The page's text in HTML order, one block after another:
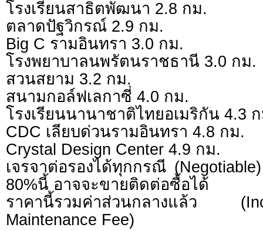
โรงเรียนสาธิตพัฒนา 2.8 กม.
ตลาดปัฐวิกรณ์ 2.9 กม.
Big C รามอินทรา 3.0 กม.
โรงพยาบาลนพรัตนราชธานี 3.0 กม.
สวนสยาม 3.2 กม.
สนามกอล์ฟเลกาซี่ 4.0 กม.
โรงเรียนนานาชาติไทยอเมริกัน 4.3
CDC เลียบด่วนรามอินทรา 4.8 กม.
Crystal Design Center 4.9 กม.
เจรจาต่อรองได้ทุกกรณี
80%นี้ อาจจะขายติดต่อซื้อได้
ราคานี้รวมค่าส่วนกลางแล้ว
Maintenance Fee)